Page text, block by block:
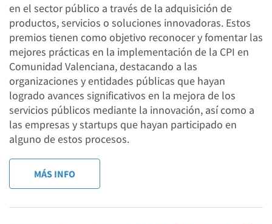
en el sector público a través de la adquisición de
productos, servicios o soluciones innovadoras. Estos
premios tienen como objetivo reconocer y fomentar las
mejores prácticas en la implementación de la CPI en
Comunidad Valenciana, destacando a las
organizaciones y entidades públicas que hayan
logrado avances significativos en la mejora de los
servicios públicos mediante la innovación, así como a
las empresas y startups que hayan participado en
alguno de estos procesos.
MÁS INFO